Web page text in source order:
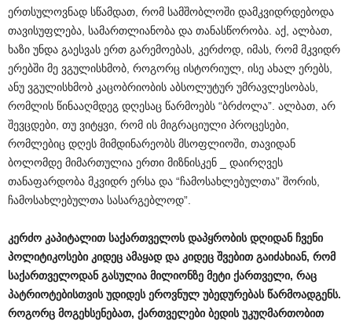
ერთსულოვნად სწამდათ, რომ სამშობლოში დამკვიდრდებოდა
თავისუფლება, სამართლიანობა და თანასწორობა. აქ, ალბათ,
ხაზი უნდა გაესვას ერთ გარემოებას, კერძოდ, იმას, რომ მკვიდრ
ერებში მე ვგულისხმობ, როგორც ისტორიულ, ისე ახალ ერებს,
ანუ ვგულისხმობ კაცობრიობის აბსოლუტურ უმრავლესობას,
რომლის წინააღმდეგ დღესაც წარმოებს “ბრძოლა”. ალბათ, არ
შევცდები, თუ ვიტყვი, რომ ის მიგრაციული პროცესები,
რომლებიც დღეს მიმდინარეობს მსოფლიოში, თავიდან
ბოლომდე მიმართულია ერთი მიზნისკენ _ დაირღვეს
თანაფარდობა მკვიდრ ერსა და “ჩამოსახლებულთა” შორის,
ჩამოსახლებულთა სასარგებლოდ”.
კერძო კაპიტალით საქართველოს დაპყრობის დღიდან ჩვენი
პოლიტიკოსები კიდეც ამაყად და კიდეც შვებით გაიძახიან, რომ
საქართველოდან გასულია მილიონზე მეტი ქართველი, რაც
პატრიოტებისთვის უდიდეს ეროვნულ უბედურებას წარმოადგენს.
როგორც მოგეხსენებათ, ქართველები ბედის უკუღმართობით